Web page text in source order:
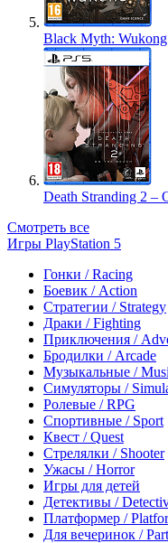
Black Myth:
Death Stranding 2 –
Смотреть все
Игры PlayStation 5
Гонки / Racing
Боевик / Action
Стратегии / Strategy
Драки / Fighting
Приключения /
Бродилки / Arcade
Музыкальные /
Симуляторы /
Ролевые / RPG
Спортивные / Sport
Квест / Quest
Стрелялки / Shooter
Ужасы / Horror
Игры для детей
Детективы /
Платформер /
Для вечеринок /